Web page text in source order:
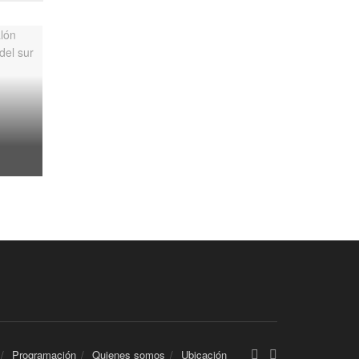
Programación Quienes somos Ubicación